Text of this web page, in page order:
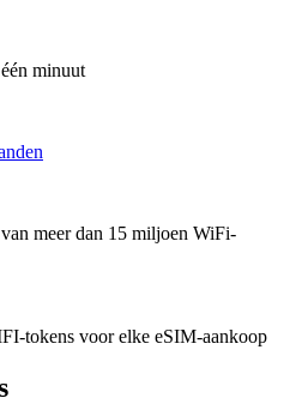
minuut
meer dan 15 miljoen WiFi-
tokens voor elke eSIM-aankoop